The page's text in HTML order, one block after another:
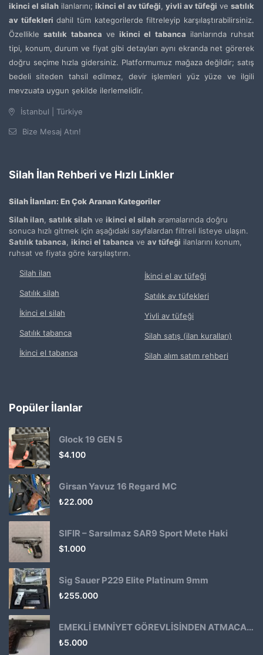
ikinci el silah ilanlarını;ikinci el av tüfeği, yivli av tüfeği vesatılık
av tüfekleri dahil tüm kategorilerde filtreleyip karşılaştırabilirsiniz.
Özelliklesatılık tabanca ve ikinci el tabanca ilanlarında ruhsat
tipi, konum, durum ve fiyat gibi detayları aynı ekranda net görerek
doğru seçime hızla gidersiniz. Platformumuz mağaza değildir; satış
bedeli siteden tahsil edilmez, devir işlemleri yüz yüze ve ilgili
mevzuata uygun şekilde ilerlemelidir.
İstanbul | Türkiye
Bize Mesaj Atın!
Silah İlan Rehberi ve Hızlı Linkler
Silah İlanları: En Çok Aranan Kategoriler
Silah ilan satılık silah ve ikinci el silah aramalarında doğru
sonuca hızlı gitmek için aşağıdaki sayfalardan filtreli listeye ulaşın.
Satılık tabanca ikinci el tabanca ve av tüfeği ilanlarını konum,
ruhsat ve fiyata göre karşılaştırın.
Silah ilan
Satılık silah
İkinci el silah
Satılık tabanca
İkinci el tabanca
İkinci el av tüfeği
Satılık av tüfekleri
Yivli av tüfeği
Silah satış (ilan kuralları)
Silah alım satım rehberi
Popüler İlanlar
Glock 19 GEN 5
$4.100
Girsan Yavuz 16 Regard MC
₺22.000
SIFIR – Sarsılmaz SAR9 Sport Mete Haki
$1.000
Sig Sauer P229 Elite Platinum 9mm
₺255.000
EMEKLİ EMNİYET GÖREVLİSİNDEN ATMACA 53 KLASİK14
₺5.000